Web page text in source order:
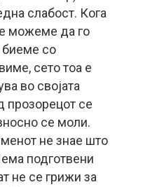
слабост. Кога
можеме да го
со
сето тоа е
во својата
прозорецот се
се моли.
не знае што
подготвени
не се грижи за